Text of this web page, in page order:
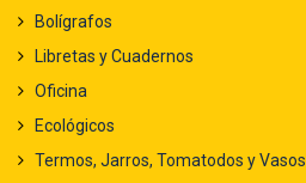
Bolígrafos
Libretas y Cuadernos
Oficina
Ecológicos
Termos, Jarros, Tomatodos y Vasos